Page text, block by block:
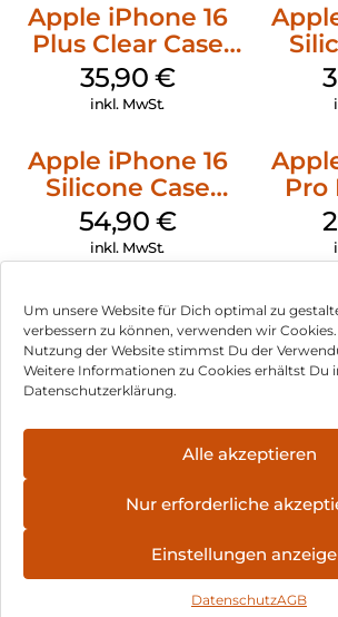
Um unsere Website für Dich optimal zu
verbessern zu können, verwenden wir
Nutzung der Website stimmst Du der
Weitere Informationen zu Cookies erhältst Du
Datenschutzerklärung.
Alle akzeptieren
Nur erforderliche
Einstellungen
DatenschutzAGB
Apple iPhone 16
Plus Clear Case
MagSafe
Transparent
35,90 €
inkl. MwSt.
Apple iPhone 16
Silicone Case
MagSafe Lake
Green
54,90 €
inkl. MwSt.
Pro
Impressum
Hinweis zur Batterieentsorgung
Newsletter
, Brodos AG – All Rights